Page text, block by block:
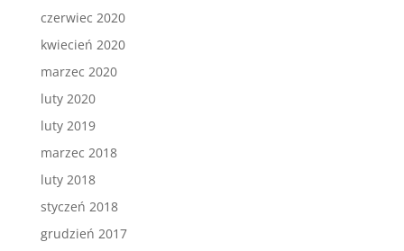
czerwiec 2020
kwiecień 2020
marzec 2020
luty 2020
luty 2019
marzec 2018
luty 2018
styczeń 2018
grudzień 2017